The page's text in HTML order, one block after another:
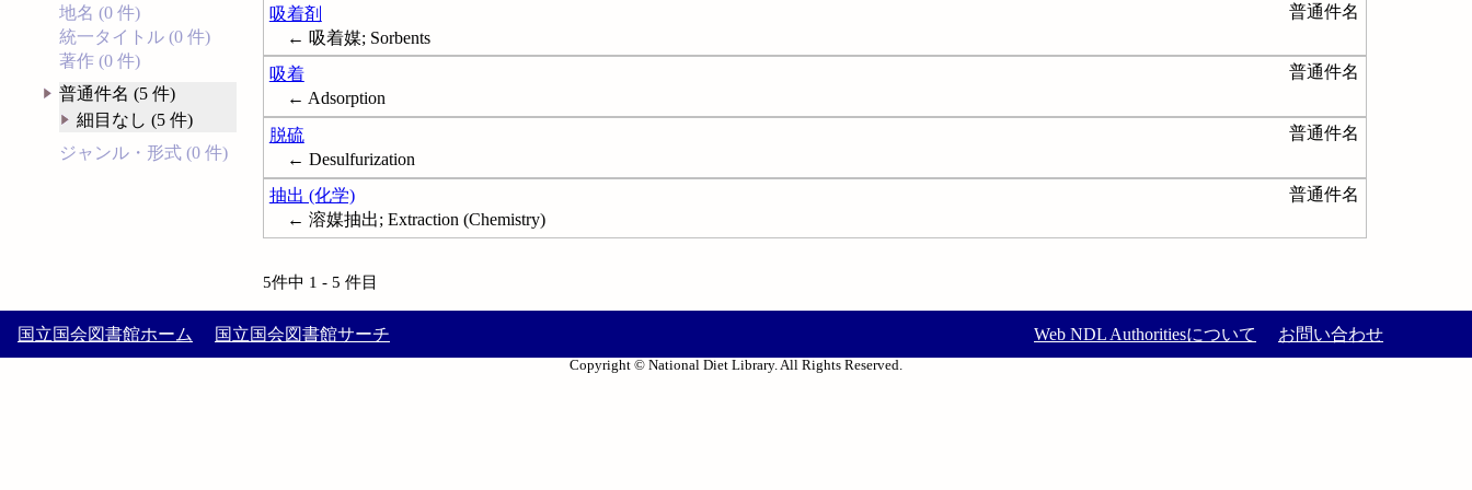
地名 (0 件)
統一タイトル (0 件)
著作 (0 件)
普通件名 (5 件)
細目なし (5 件)
ジャンル・形式 (0 件)
吸着剤
普通件名
← 吸着媒; Sorbents
吸着
普通件名
← Adsorption
脱硫
普通件名
← Desulfurization
抽出 (化学)
普通件名
← 溶媒抽出; Extraction (Chemistry)
5件中 1 - 5 件目
国立国会図書館ホーム 国立国会図書館サーチ Web NDL Authoritiesについて お問い合わせ
Copyright © National Diet Library. All Rights Reserved.